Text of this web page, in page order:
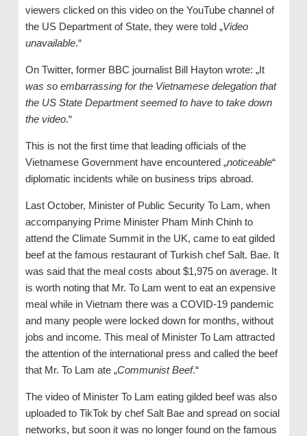
viewers clicked on this video on the YouTube channel of
the US Department of State, they were told „Video
unavailable.“
On Twitter, former BBC journalist Bill Hayton wrote: „It
was so embarrassing for the Vietnamese delegation that
the US State Department seemed to have to take down
the video.“
This is not the first time that leading officials of the
Vietnamese Government have encountered „noticeable“
diplomatic incidents while on business trips abroad.
Last October, Minister of Public Security To Lam, when
accompanying Prime Minister Pham Minh Chinh to
attend the Climate Summit in the UK, came to eat gilded
beef at the famous restaurant of Turkish chef Salt. Bae. It
was said that the meal costs about $1,975 on average. It
is worth noting that Mr. To Lam went to eat an expensive
meal while in Vietnam there was a COVID-19 pandemic
and many people were locked down for months, without
jobs and income. This meal of Minister To Lam attracted
the attention of the international press and called the beef
that Mr. To Lam ate „Communist Beef.“
The video of Minister To Lam eating gilded beef was also
uploaded to TikTok by chef Salt Bae and spread on social
networks, but soon it was no longer found on the famous